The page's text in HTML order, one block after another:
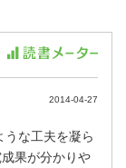
2014-04-27
うな工夫を凝ら
果が分かりや